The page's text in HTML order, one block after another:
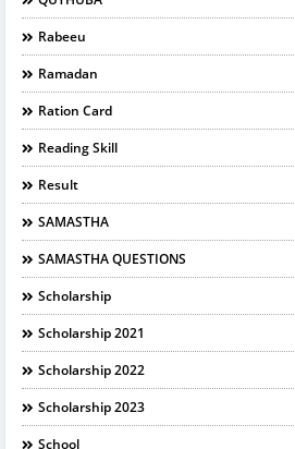
Rabeeu
Ramadan
Ration Card
Reading Skill
Result
SAMASTHA
SAMASTHA QUESTIONS
Scholarship
Scholarship 2021
Scholarship 2022
Scholarship 2023
School